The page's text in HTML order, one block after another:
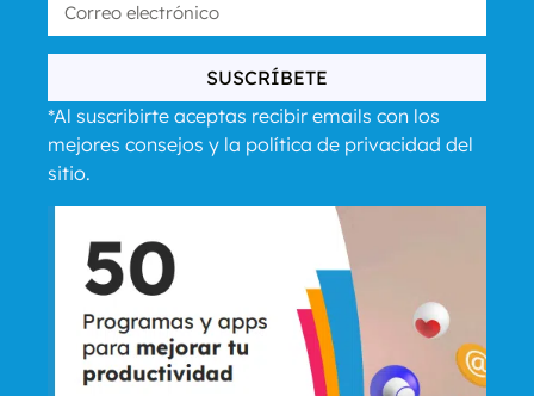
SUSCRÍBETE
*Al suscribirte aceptas recibir emails con los
mejores consejos y la política de privacidad del
sitio.